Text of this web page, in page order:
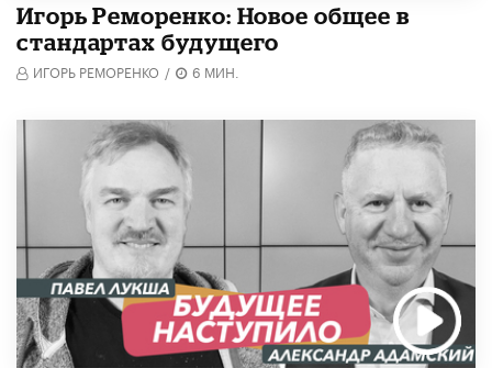
Игорь Реморенко: Новое общее в
стандартах будущего
ИГОРЬ РЕМОРЕНКО / 6 МИН.